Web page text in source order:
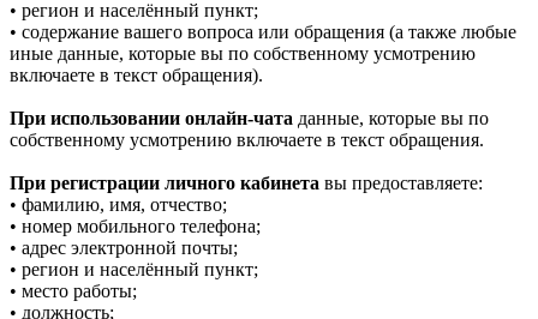
• регион и населённый пункт;
• содержание вашего вопроса или обращения (а также любые
иные данные, которые вы по собственному усмотрению
включаете в текст обращения).
При использовании онлайн-чата данные, которые вы по
собственному усмотрению включаете в текст обращения.
При регистрации личного кабинета вы предоставляете:
• фамилию, имя, отчество;
• номер мобильного телефона;
• адрес электронной почты;
• регион и населённый пункт;
• место работы;
• должность;